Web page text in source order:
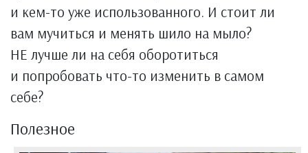
и кем-то уже использованного. И стоит ли
вам мучиться и менять шило на мыло?
НЕ лучше ли на себя оборотиться
и попробовать что-то изменить в самом
себе?
Полезное